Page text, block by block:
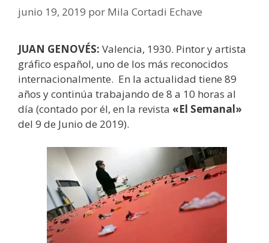
junio 19, 2019 por Mila Cortadi Echave
JUAN GENOVÉS: Valencia, 1930. Pintor y artista
gráfico español, uno de los más reconocidos
internacionalmente. En la actualidad tiene 89
años y continúa trabajando de 8 a 10 horas al
día (contado por él, en la revista «El Semanal»
del 9 de Junio de 2019).